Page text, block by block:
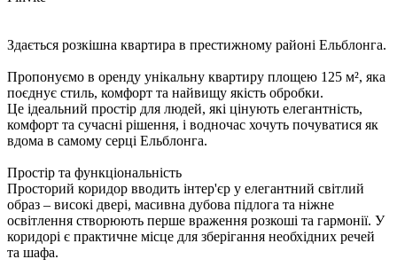
Здається розкішна квартира в престижному районі Ельблонга.
Пропонуємо в оренду унікальну квартиру площею 125 м², яка
поєднує стиль, комфорт та найвищу якість обробки.
Це ідеальний простір для людей, які цінують елегантність,
комфорт та сучасні рішення, і водночас хочуть почуватися як
вдома в самому серці Ельблонга.
Простір та функціональність
Просторий коридор вводить інтер'єр у елегантний світлий
образ – високі двері, масивна дубова підлога та ніжне
освітлення створюють перше враження розкоші та гармонії. У
коридорі є практичне місце для зберігання необхідних речей
та шафа.